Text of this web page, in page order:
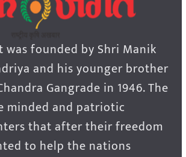
was founded by Shri Manik
and his younger brother
Gangrade in 1946. The
minded and patriotic
that after their freedom
to help the nations